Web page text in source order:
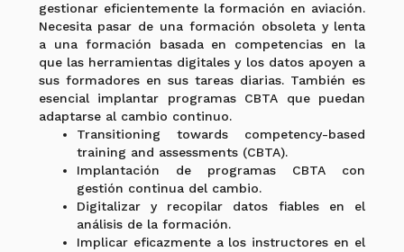
gestionar eficientemente la formación en aviación.
Necesita pasar de una formación obsoleta y lenta
a una formación basada en competencias en la
que las herramientas digitales y los datos apoyen a
sus formadores en sus tareas diarias. También es
esencial implantar programas CBTA que puedan
adaptarse al cambio continuo.
Transitioning towards competency-based
training and assessments (CBTA).
Implantación de programas CBTA con
gestión continua del cambio.
Digitalizar y recopilar datos fiables en el
análisis de la formación.
Implicar eficazmente a los instructores en el